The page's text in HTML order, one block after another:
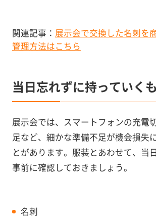
関連記事： 展示会で交換した名刺を
管理方法はこちら
当日忘れずに持っていく
展示会では、スマートフォンの充電
足など、細かな準備不足が機会損失
とがあります。服装とあわせて、当
事前に確認しておきましょう。
名刺